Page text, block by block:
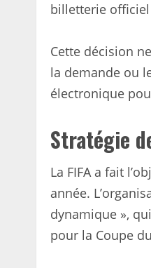
billetterie officiel
Cette décision
la demande ou
électronique
Stratégie
La FIFA a fait
année.
dynamique »,
pour la Coupe